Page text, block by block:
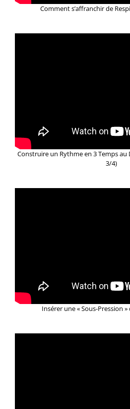
Comment s’affranchir de
Construire un Rythme en 3 Temps
3/4)
Insérer une « Sous-Pression